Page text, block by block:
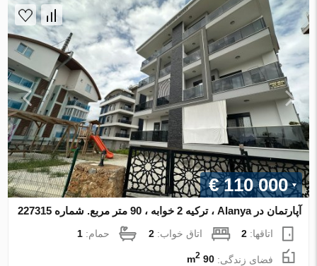
€ 110 000
آپارتمان در Alanya ، ترکیه 2 خوابه ، 90 متر مربع. شماره 227315
اتاقها:2 اتاق خواب:2 حمام:1
فضای زندگی:90 m
2